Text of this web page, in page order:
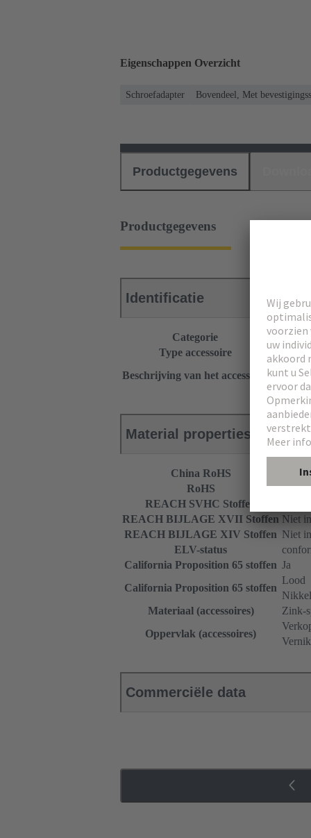
Eigenschappen Overzicht
Schroefadapter Bovendeel, Met
Productgegevens
Productgegevens
Identificatie
Categorie
Type accessoire
Beschrijving van het accessoire
Met
Material properties
China RoHS
RoHS
REACH SVHC Stoffen
REACH BIJLAGE XVII Stoffen Niet
REACH BIJLAGE XIV Stoffen Niet
ELV-status
California Proposition 65 stoffen Ja
California Proposition 65 stoffen
Lood
Nikkel
Materiaal (accessoires)
Zink-
Oppervlak (accessoires)
Commerciële data